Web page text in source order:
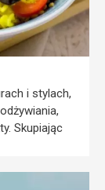
i stylach,
Skupiając